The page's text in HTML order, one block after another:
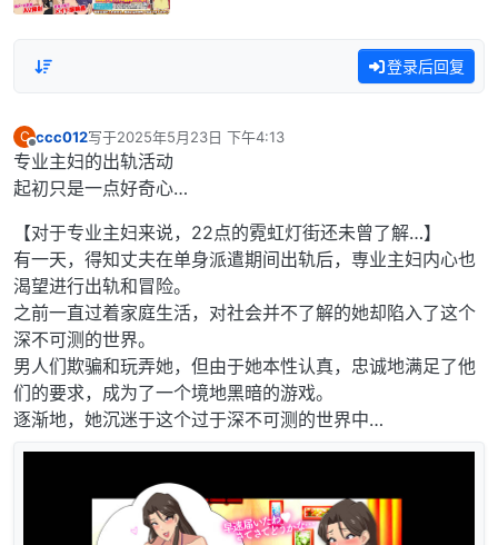
登录后回复
C
离线
ccc012写于2025年5月23日 下午4:13
最后由 编辑
专业主妇的出轨活动
起初只是一点好奇心…
【对于专业主妇来说，22点的霓虹灯街还未曾了解…】
有一天，得知丈夫在单身派遣期间出轨后，専业主妇内心也
渴望进行出轨和冒险。
之前一直过着家庭生活，对社会并不了解的她却陷入了这个
深不可测的世界。
男人们欺骗和玩弄她，但由于她本性认真，忠诚地满足了他
们的要求，成为了一个境地黑暗的游戏。
逐渐地，她沉迷于这个过于深不可测的世界中…